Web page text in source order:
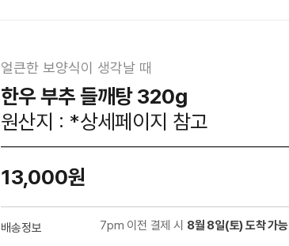
얼큰한 보양식이 생각날 때
한우 부추 들깨탕 320g
원산지 : *상세페이지 참고
13,000원
배송정보 7pm 이전 결제 시 8월 8일(토) 도착 가능